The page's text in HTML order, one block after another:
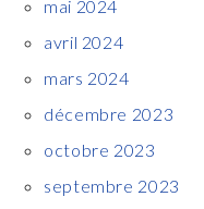
mai 2024
avril 2024
mars 2024
décembre 2023
octobre 2023
septembre 2023